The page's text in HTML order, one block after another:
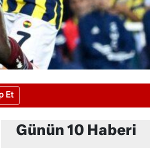
Et
Günün 10 Haberi